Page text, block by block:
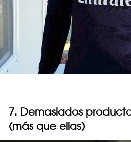
7. Demasiados
(más que ellas)